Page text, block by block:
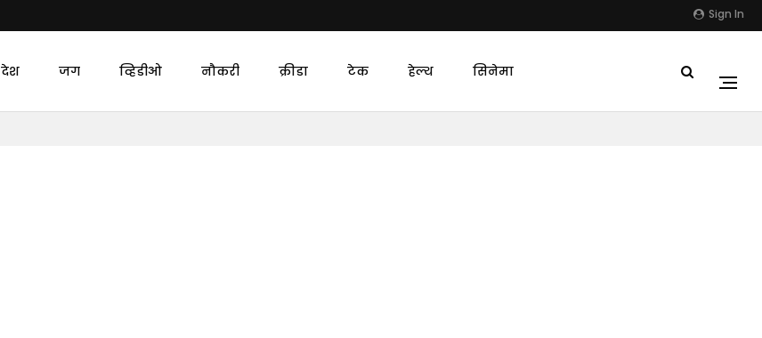
Sign In
देश जग व्हिडीओ नौकरी क्रीडा टेक हेल्थ सिनेमा